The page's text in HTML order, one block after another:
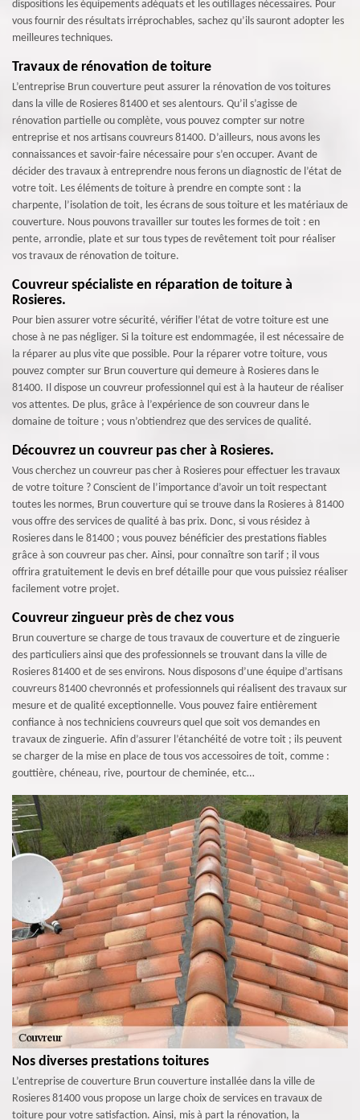
dispositions les équipements adéquats et les outillages nécessaires. Pour
vous fournir des résultats irréprochables, sachez qu’ils sauront adopter les
meilleures techniques.
Travaux de rénovation de toiture
L’entreprise Brun couverture peut assurer la rénovation de vos toitures
dans la ville de Rosieres 81400 et ses alentours. Qu’il s’agisse de
rénovation partielle ou complète, vous pouvez compter sur notre
entreprise et nos artisans couvreurs 81400. D’ailleurs, nous avons les
connaissances et savoir-faire nécessaire pour s’en occuper. Avant de
décider des travaux à entreprendre nous ferons un diagnostic de l’état de
votre toit. Les éléments de toiture à prendre en compte sont : la
charpente, l’isolation de toit, les écrans de sous toiture et les matériaux de
couverture. Nous pouvons travailler sur toutes les formes de toit : en
pente, arrondie, plate et sur tous types de revêtement toit pour réaliser
vos travaux de rénovation de toiture.
Couvreur spécialiste en réparation de toiture à
Rosieres.
Pour bien assurer votre sécurité, vérifier l’état de votre toiture est une
chose à ne pas négliger. Si la toiture est endommagée, il est nécessaire de
la réparer au plus vite que possible. Pour la réparer votre toiture, vous
pouvez compter sur Brun couverture qui demeure à Rosieres dans le
81400. Il dispose un couvreur professionnel qui est à la hauteur de réaliser
vos attentes. De plus, grâce à l’expérience de son couvreur dans le
domaine de toiture ; vous n’obtiendrez que des services de qualité.
Découvrez un couvreur pas cher à Rosieres.
Vous cherchez un couvreur pas cher à Rosieres pour effectuer les travaux
de votre toiture ? Conscient de l’importance d’avoir un toit respectant
toutes les normes, Brun couverture qui se trouve dans la Rosieres à 81400
vous offre des services de qualité à bas prix. Donc, si vous résidez à
Rosieres dans le 81400 ; vous pouvez bénéficier des prestations fiables
grâce à son couvreur pas cher. Ainsi, pour connaître son tarif ; il vous
offrira gratuitement le devis en bref détaille pour que vous puissiez réaliser
facilement votre projet.
Couvreur zingueur près de chez vous
Brun couverture se charge de tous travaux de couverture et de zinguerie
des particuliers ainsi que des professionnels se trouvant dans la ville de
Rosieres 81400 et de ses environs. Nous disposons d’une équipe d’artisans
couvreurs 81400 chevronnés et professionnels qui réalisent des travaux sur
mesure et de qualité exceptionnelle. Vous pouvez faire entièrement
confiance à nos techniciens couvreurs quel que soit vos demandes en
travaux de zinguerie. Afin d’assurer l’étanchéité de votre toit ; ils peuvent
se charger de la mise en place de tous vos accessoires de toit, comme :
gouttière, chéneau, rive, pourtour de cheminée, etc…
Nos diverses prestations toitures
L’entreprise de couverture Brun couverture installée dans la ville de
Rosieres 81400 vous propose un large choix de services en travaux de
toiture pour votre satisfaction. Ainsi, mis à part la rénovation, la